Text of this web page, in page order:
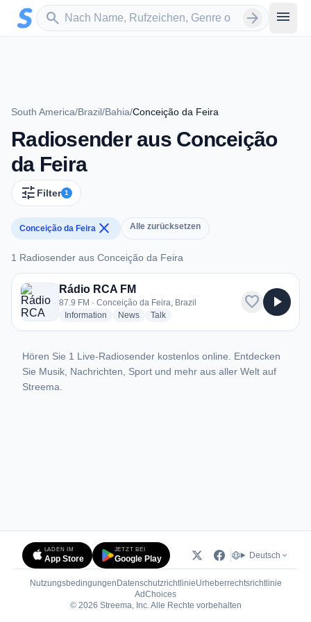
Zum Hauptinhalt springen
search
Sender suchen arrow_forward menu
South America/Brazil/Bahia/Conceição da Feira
Radiosender aus Conceição
da Feira
tune Filter 1
Conceição da Feira close Alle zurücksetzen
1 Radiosender aus Conceição da Feira
1 Radiosender aus Conceição da Feira
Rádio RCA FM
87.9 FM · Conceição da Feira, Brazil
Information radio stations
Newsradio stations
Talkradio stations
favorite play_arrow
Hören Sie 1 Live-Radiosender kostenlos online. Entdecken
Sie Musik, Nachrichten, Sport und mehr aus aller Welt auf
Streema.
LADEN IM
App Store
JETZT BEI
Google Play Deutsch
Nutzungsbedingungen DatenschutzrichtlinieUrheberrechtsrichtlinie
AdChoices(öffnet in neuem Tab)
© 2026 Streema, Inc. Alle Rechte vorbehalten